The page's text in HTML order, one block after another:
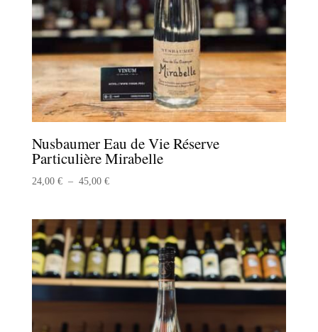
Nusbaumer Eau de Vie Réserve
Particulière Mirabelle
24,00 € – 45,00 €Plage
à
45,00 €